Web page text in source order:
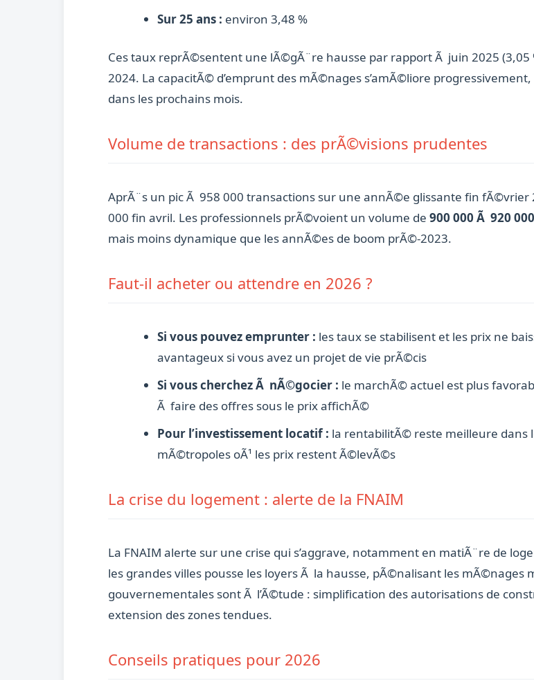
Sur 25 ans : environ 3,48 %
Ces taux reprÃ©sentent une lÃ©gÃ¨re hausse par rapport Ã juin 2025
2024. La capacitÃ© d’emprunt des mÃ©nages s’amÃ©liore
dans les prochains mois.
Volume de transactions : des prÃ©visions prudentes
AprÃ¨s un pic Ã 958 000 transactions sur une annÃ©e glissante fin
000 fin avril. Les professionnels prÃ©voient un volume de 900 000 Ã 920
mais moins dynamique que les annÃ©es de boom prÃ©-2023.
Faut-il acheter ou attendre en 2026 ?
Si vous pouvez emprunter : les taux se stabilisent et les prix ne
avantageux si vous avez un projet de vie prÃ©cis
Si vous cherchez Ã nÃ©gocier : le marchÃ© actuel est plus
Ã faire des offres sous le prix affichÃ©
Pour l’investissement locatif : la rentabilitÃ© reste meilleure dans
mÃ©tropoles oÃ¹ les prix restent Ã©levÃ©s
La crise du logement : alerte de la FNAIM
La FNAIM alerte sur une crise qui s’aggrave, notamment en matiÃ¨re de
les grandes villes pousse les loyers Ã la hausse, pÃ©nalisant les mÃ©nages
gouvernementales sont Ã l’Ã©tude : simplification des autorisations de
extension des zones tendues.
Conseils pratiques pour 2026